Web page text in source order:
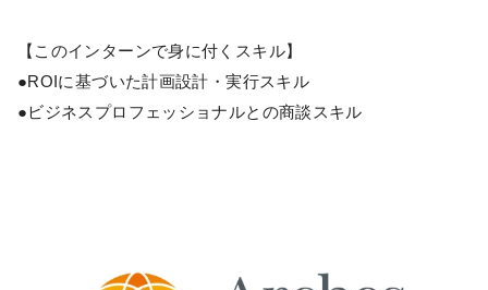
【このインターンで身に付くスキル】
●ROIに基づいた計画設計・実行スキル
●ビジネスプロフェッショナルとの商談スキル